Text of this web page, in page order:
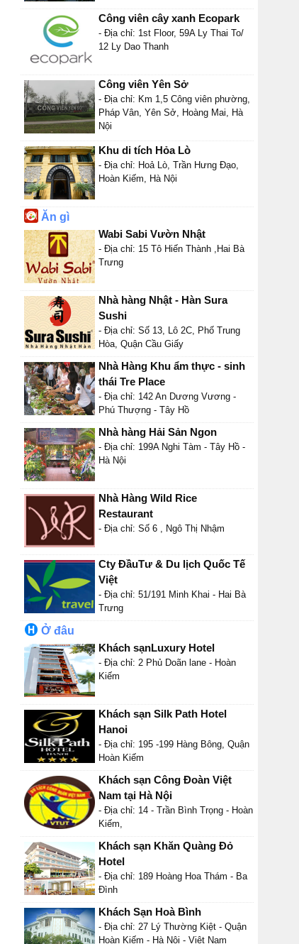
Công viên cây xanh Ecopark
- Địa chỉ: 1st Floor, 59A Ly Thai To/
12 Ly Dao Thanh
Công viên Yên Sở
- Địa chỉ: Km 1,5 Công viên phường,
Pháp Vân, Yên Sở, Hoàng Mai, Hà
Nội
Khu di tích Hỏa Lò
- Địa chỉ: Hoả Lò, Trần Hưng Đạo,
Hoàn Kiếm, Hà Nội
Ăn gì
Wabi Sabi Vườn Nhật
- Địa chỉ: 15 Tô Hiến Thành ,Hai Bà
Trưng
Nhà hàng Nhật - Hàn Sura
Sushi
- Địa chỉ: Số 13, Lô 2C, Phố Trung
Hòa, Quận Cầu Giấy
Nhà Hàng Khu ẩm thực - sinh
thái Tre Place
- Địa chỉ: 142 An Dương Vương -
Phú Thượng - Tây Hồ
Nhà hàng Hải Sản Ngon
- Địa chỉ: 199A Nghi Tàm - Tây Hồ -
Hà Nội
Nhà Hàng Wild Rice
Restaurant
- Địa chỉ: Số 6 , Ngô Thị Nhậm
Cty ĐầuTư & Du lịch Quốc Tế
Việt
- Địa chỉ: 51/191 Minh Khai - Hai Bà
Trưng
Ở đâu
Khách sạnLuxury Hotel
- Địa chỉ: 2 Phủ Doãn lane - Hoàn
Kiếm
Khách sạn Silk Path Hotel
Hanoi
- Địa chỉ: 195 -199 Hàng Bông, Quận
Hoàn Kiếm
Khách sạn Công Đoàn Việt
Nam tại Hà Nội
- Địa chỉ: 14 - Trần Bình Trọng - Hoàn
Kiếm,
Khách sạn Khăn Quàng Đỏ
Hotel
- Địa chỉ: 189 Hoàng Hoa Thám - Ba
Đình
Khách Sạn Hoà Bình
- Địa chỉ: 27 Lý Thường Kiệt - Quận
Hoàn Kiếm - Hà Nội - Việt Nam